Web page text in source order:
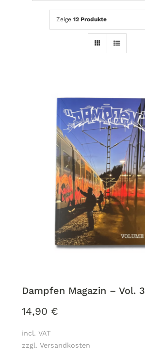
Zeige 12 Produkte
Dampfen Magazin – Vol. 3
14,90 €
incl. VAT
zzgl. Versandkosten